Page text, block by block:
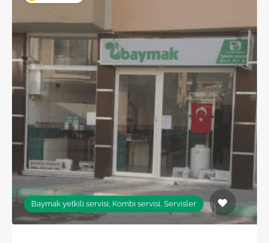
Baymak yetkili servisi, Kombi servisi, Servisler